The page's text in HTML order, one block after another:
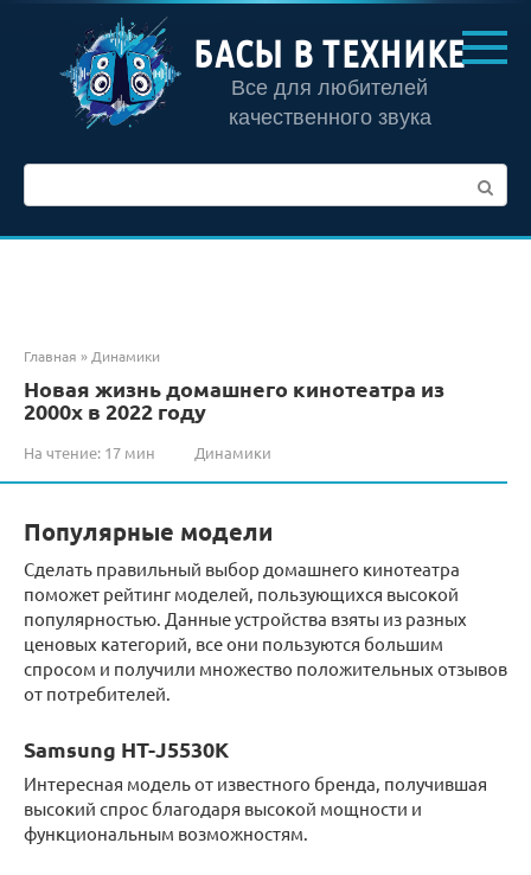
контенту
БАСЫ В ТЕХНИКЕ
Все для любителей
качественного звука
Главная »Динамики
Новая жизнь домашнего кинотеатра из
2000х в 2022 году
На чтение: 17 мин Динамики
Популярные модели
Сделать правильный выбор домашнего кинотеатра
поможет рейтинг моделей, пользующихся высокой
популярностью. Данные устройства взяты из разных
ценовых категорий, все они пользуются большим
спросом и получили множество положительных отзывов
от потребителей.
Samsung HT-J5530K
Интересная модель от известного бренда, получившая
высокий спрос благодаря высокой мощности и
функциональным возможностям.